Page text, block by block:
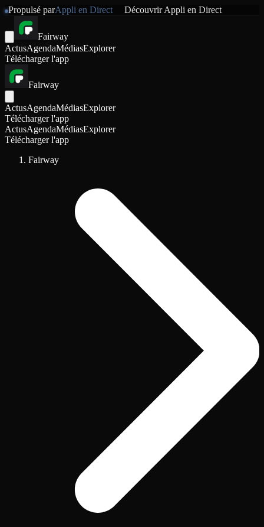
Propulsé parAppli en Direct DécouvrirAppli en Direct
Fairway
ActusAgendaMédiasExplorer
Télécharger l'app
Fairway
ActusAgendaMédiasExplorer
Télécharger l'app
ActusAgendaMédiasExplorer
Télécharger l'app
Fairway